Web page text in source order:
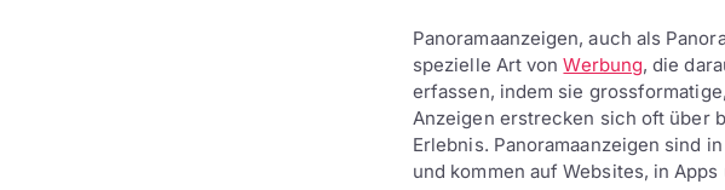
Panoramaanzeigen, auch als
spezielle Art vonWerbung, die
erfassen, indem sie
Anzeigen erstrecken sich oft über
Erlebnis. Panoramaanzeigen sind
und kommen auf Websites, in